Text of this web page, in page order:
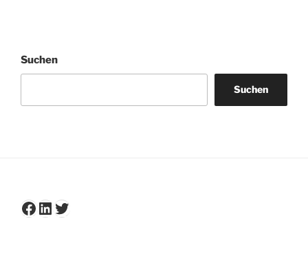
Suchen
Suchen
Facebook
LinkedIn
Twitter